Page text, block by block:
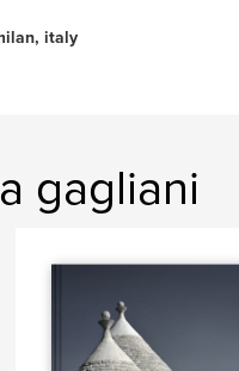
italy
gagliani